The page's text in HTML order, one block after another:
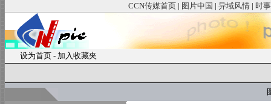
CCN传媒首页 | 图片中国 | 异域风情 | 时
设为首页 - 加入收藏夹